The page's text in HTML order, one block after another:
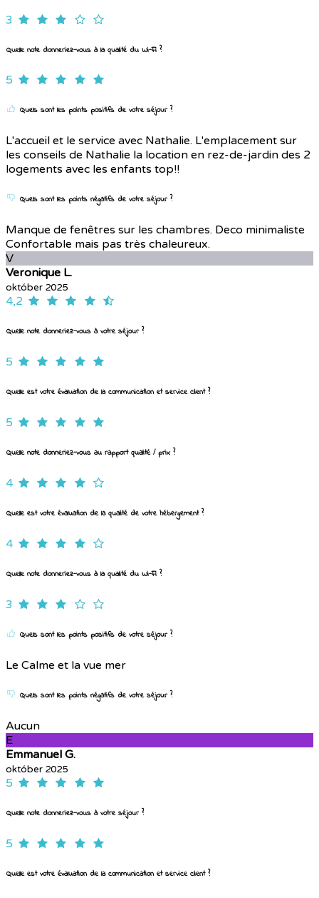
3
Quelle note donneriez-vous à la qualité du Wi-Fi ?
5
Quels sont les points positifs de votre séjour ?
L'accueil et le service avec Nathalie. L'emplacement sur
les conseils de Nathalie la location en rez-de-jardin des 2
logements avec les enfants top!!
Quels sont les points négatifs de votre séjour ?
Manque de fenêtres sur les chambres. Deco minimaliste
Confortable mais pas très chaleureux.
V
Veronique L.
október 2025
4,2
Quelle note donneriez-vous à votre séjour ?
5
Quelle est votre évaluation de la communication et service client ?
5
Quelle note donneriez-vous au rapport qualité / prix ?
4
Quelle est votre évaluation de la qualité de votre hébergement ?
4
Quelle note donneriez-vous à la qualité du Wi-Fi ?
3
Quels sont les points positifs de votre séjour ?
Le Calme et la vue mer
Quels sont les points négatifs de votre séjour ?
Aucun
E
Emmanuel G.
október 2025
5
Quelle note donneriez-vous à votre séjour ?
5
Quelle est votre évaluation de la communication et service client ?